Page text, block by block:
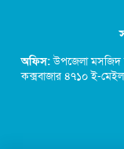
অফিস:উপজেলা মসজিদ
কক্সবাজার ৪৭১০ ই-